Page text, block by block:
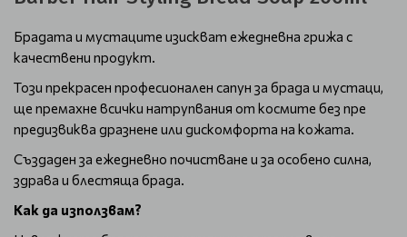
Брадата и мустаците изискват ежедневна грижа с
качествени продукт.
Този прекрасен професионален сапун за брада и мустаци,
ще премахне всички натрупвания от космите без пре
предизвиква дразнене или дискомфорта на кожата.
Създаден за ежедневно почистване и за особено силна,
здрава и блестяща брада.
Как да използвам?